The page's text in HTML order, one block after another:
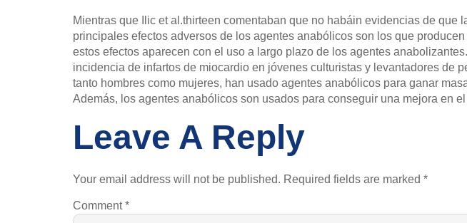
Mientras que Ilic et al.thirteen comentaban que no habáin evidencias de
principales efectos adversos de los agentes anabólicos son los que
estos efectos aparecen con el uso a largo plazo de los agentes
incidencia de infartos de miocardio en jóvenes culturistas y levantadores de
tanto hombres como mujeres, han usado agentes anabólicos para ganar
Además, los agentes anabólicos son usados para conseguir una mejora en
Leave A Reply
Your email address will not be published. Required fields are marked *
Comment*